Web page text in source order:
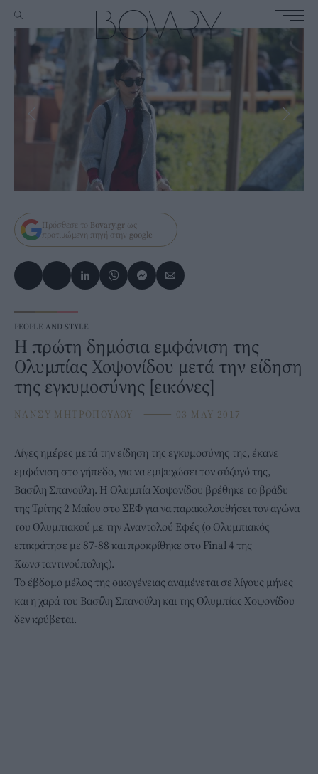
Πρόσθεσε το Bovary.gr ως
προτιμώμενη πηγή στην google
PEOPLE AND STYLE
H πρώτη δημόσια εμφάνιση της
Ολυμπίας Χοψονίδου μετά την είδηση
της εγκυμοσύνης [εικόνες]
ΝΑΝΣΥ ΜΗΤΡΟΠΟΥΛΟΥ ⸻ 03 MAY 2017
Λίγες ημέρες μετά την είδηση της εγκυμοσύνης της, έκανε
εμφάνιση στο γήπεδο, για να εμψυχώσει τον σύζυγό της,
Βασίλη Σπανούλη. Η Ολυμπία Χοψονίδου βρέθηκε το βράδυ
της Τρίτης 2 Μαΐου στο ΣΕΦ για να παρακολουθήσει τον αγώνα
του Ολυμπιακού με την Αναντολού Εφές (ο Ολυμπιακός
επικράτησε με 87-88 και προκρίθηκε στο Final 4 της
Κωνσταντινούπολης).
Το έβδομο μέλος της οικογένειας αναμένεται σε λίγους μήνες
και η χαρά του Βασίλη Σπανούλη και της Ολυμπίας Χοψονίδου
δεν κρύβεται.